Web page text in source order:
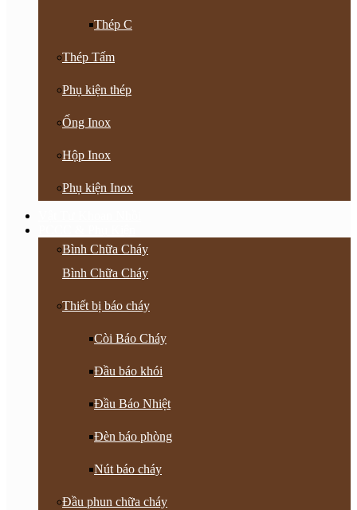
Thép C
Thép Tấm
Phụ kiện thép
Ống Inox
Hộp Inox
Phụ kiện Inox
Bình Chữa Cháy
Bình Chữa Cháy
Thiết bị báo cháy
Còi Báo Cháy
Đầu báo khói
Đầu Báo Nhiệt
Đèn báo phòng
Nút báo cháy
Đầu phun chữa cháy